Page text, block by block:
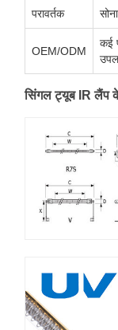
परावर्तक सोना
OEM/ODM
कई
सिंगल ट्यूब IR लैंप के